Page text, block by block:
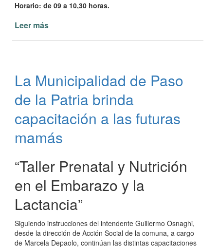
Horario: de 09 a 10,30 horas.
Leer más
de
la
Patria
21/12/21
La Municipalidad de Paso
de la Patria brinda
capacitación a las futuras
mamás
“Taller Prenatal y Nutrición
en el Embarazo y la
Lactancia”
Siguiendo instrucciones del intendente Guillermo Osnaghi,
desde la dirección de Acción Social de la comuna, a cargo
de Marcela Depaolo, continúan las distintas capacitaciones